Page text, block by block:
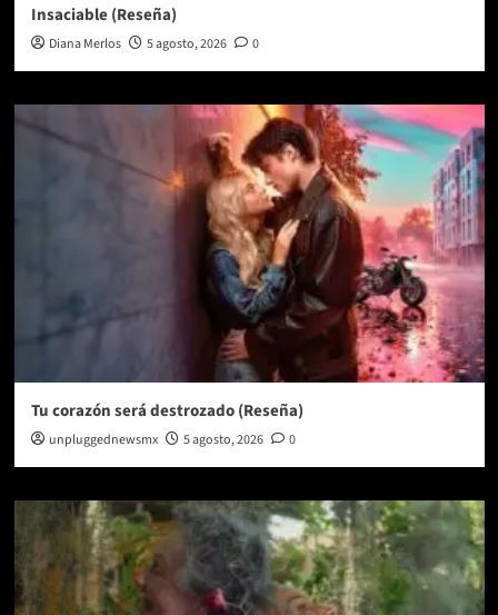
Insaciable (Reseña)
Diana Merlos 5 agosto, 2026 0
Tu corazón será destrozado (Reseña)
unpluggednewsmx 5 agosto, 2026 0